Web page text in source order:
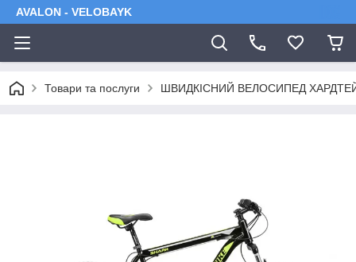
AVALON - VELOBAYK
Товари та послуги ШВИДКІСНИЙ ВЕЛОСИПЕД